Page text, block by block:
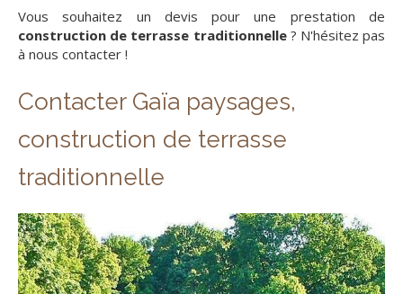
Vous souhaitez un devis pour une prestation de
construction de terrasse traditionnelle? N'hésitez pas
à nous contacter !
Contacter Gaïa paysages,
construction de terrasse
traditionnelle